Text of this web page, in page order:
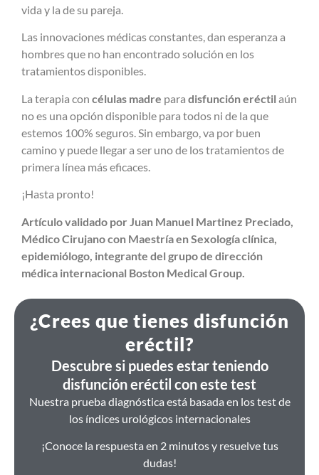
vida y la de su pareja.
Las innovaciones médicas constantes, dan esperanza a
hombres que no han encontrado solución en los
tratamientos disponibles.
La terapia con células madre para disfunción eréctil aún
no es una opción disponible para todos ni de la que
estemos 100% seguros. Sin embargo, va por buen
camino y puede llegar a ser uno de los tratamientos de
primera línea más eficaces.
¡Hasta pronto!
Artículo validado por Juan Manuel Martinez Preciado,
Médico Cirujano con Maestría en Sexología clínica,
epidemiólogo, integrante del grupo de dirección
médica internacional Boston Medical Group.
¿Crees que tienes disfunción
eréctil?
Descubre si puedes estar teniendo
disfunción eréctil con este test
Nuestra prueba diagnóstica está basada en los test de
los índices urológicos internacionales
¡Conoce la respuesta en 2 minutos y resuelve tus
dudas!